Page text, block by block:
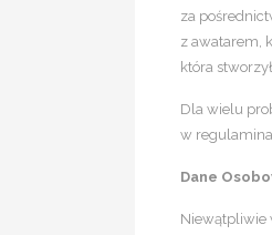
za
z awatarem,
która
Dla wielu
w
Dane
Niewątpliwie